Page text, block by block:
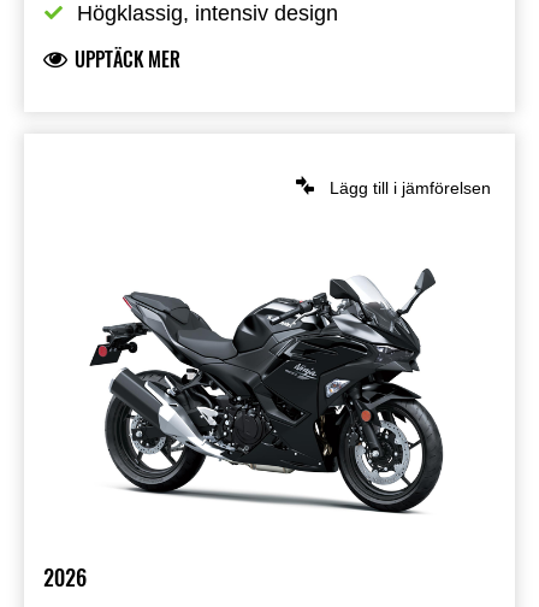
Högklassig, intensiv design
UPPTÄCK MER
Lägg till i jämförelsen
2026